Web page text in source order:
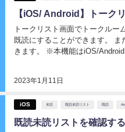
【iOS/ Android】トーク
2023年1月11日
トークリスト画面でトークルー
既読にすることができます。
きます。 ※本機能はiOS/
iOS 未読 既読未読リスト 既読
既読未読リストを確認する